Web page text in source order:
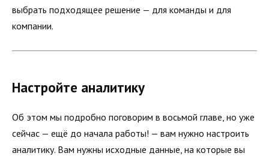
выбрать подходящее решение — для команды и для
компании.
Настройте аналитику
Об этом мы подробно поговорим в восьмой главе, но уже
сейчас — ещё до начала работы! — вам нужно настроить
аналитику. Вам нужны исходные данные, на которые вы